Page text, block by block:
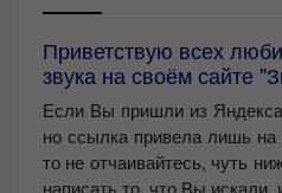
Приветствую всех
звука на своём сайте
Если Вы пришли из Яндекса
но ссылка привела лишь на
то не отчаивайтесь, чуть
написать то, что Вы искали,